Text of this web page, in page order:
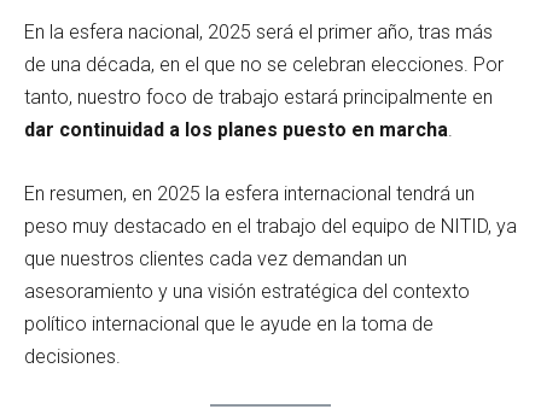
En la esfera nacional, 2025 será el primer año, tras más
de una década, en el que no se celebran elecciones. Por
tanto, nuestro foco de trabajo estará principalmente en
dar continuidad a los planes puesto en marcha.
En resumen, en 2025 la esfera internacional tendrá un
peso muy destacado en el trabajo del equipo de NITID, ya
que nuestros clientes cada vez demandan un
asesoramiento y una visión estratégica del contexto
político internacional que le ayude en la toma de
decisiones.